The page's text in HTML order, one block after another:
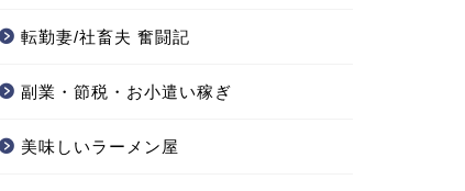
転勤妻/社畜夫 奮闘記
副業・節税・お小遣い稼ぎ
美味しいラーメン屋